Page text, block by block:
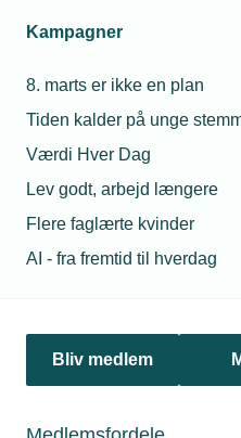
Kampagner
8. marts er ikke en plan
Tiden kalder på unge
Værdi Hver Dag
Lev godt, arbejd længere
Flere faglærte kvinder
AI - fra fremtid til hverdag
Bliv medlem
Politik